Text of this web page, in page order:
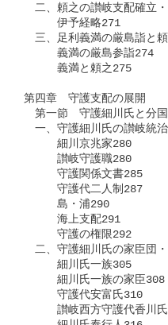
二、頼之の讃岐支配確立
伊予経略271
三、足利義満の厳島詣と
義満の厳島参詣274
義満と頼之275
第四章　守護支配の展開
第一節　守護細川氏と分
一、守護細川氏の讃岐統
細川京兆家280
讃岐守護職280
守護関係文書285
守護代二人制287
島・浦290
海上支配291
守護の権限292
二、守護細川氏の家臣団
細川氏一族305
細川氏一族の家臣308
守護代安富氏310
讃岐西方守護代香川氏